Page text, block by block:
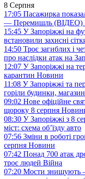
8 Серпня
17:05 Пасажирка
— Перемишль (ВІДЕО)
15:45 У Запоріжжі на
встановили захисні
14:50 Троє загиблих і
про наслідки атак на
12:07 У Запоріжжі на
карантин Новини
11:08 У Запоріжжі та
горіли будинки,
09:02 Нове офіційне
щороку 8 серпня
08:30 У Запоріжжі з 8
міст: схема об’їзду авто
07:56 Зміни в роботі
серпня Новини
07:42 Понад 700 атак
троє людей Війна
07:20 Мости знищують